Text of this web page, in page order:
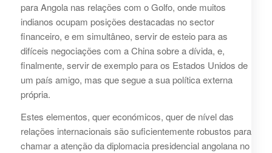
para Angola nas relações com o Golfo, onde muitos
indianos ocupam posições destacadas no sector
financeiro, e em simultâneo, servir de esteio para as
difíceis negociações com a China sobre a dívida, e,
finalmente, servir de exemplo para os Estados Unidos de
um país amigo, mas que segue a sua política externa
própria.
Estes elementos, quer económicos, quer de nível das
relações internacionais são suficientemente robustos para
chamar a atenção da diplomacia presidencial angolana no